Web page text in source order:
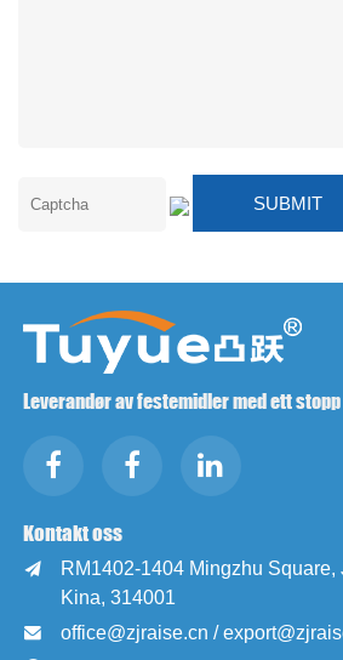
Leverandør av festemidler med ett stopp
Kontakt oss

RM1402-1404 Mingzhu
Kina, 314001
 office@zjraise.cn /